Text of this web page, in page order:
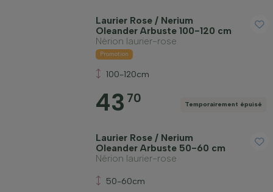
Laurier Rose / Nerium
Oleander Arbuste 100-120 cm
Nérion laurier-rose
Promotion
100-120cm
43 70 Temporairement épuisé
Laurier Rose / Nerium
Oleander Arbuste 50-60 cm
Nérion laurier-rose
50-60cm